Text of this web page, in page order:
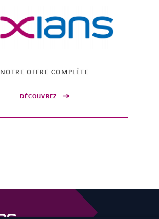
NOTRE OFFRE COMPLÈTE
DÉCOUVREZ